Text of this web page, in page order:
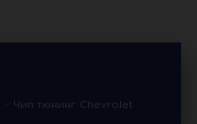
Чип тюнинг Chevrolet